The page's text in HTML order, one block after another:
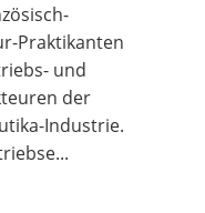
Praktikanten
und
der
Industrie.